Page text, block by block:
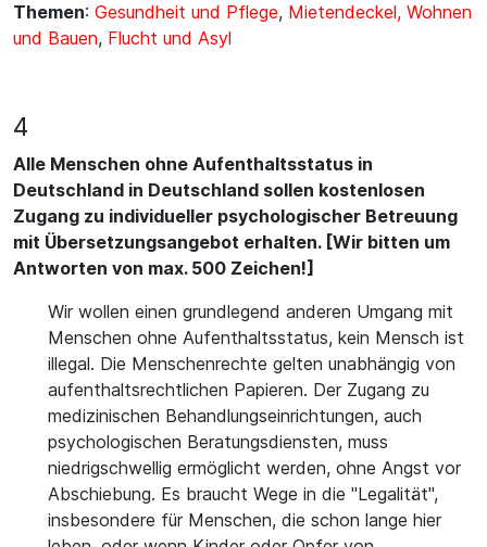
Themen: Gesundheit und Pflege, Mietendeckel, Wohnen
und Bauen, Flucht und Asyl
4
Alle Menschen ohne Aufenthaltsstatus in
Deutschland in Deutschland sollen kostenlosen
Zugang zu individueller psychologischer Betreuung
mit Übersetzungsangebot erhalten. [Wir bitten um
Antworten von max. 500 Zeichen!]
Wir wollen einen grundlegend anderen Umgang mit
Menschen ohne Aufenthaltsstatus, kein Mensch ist
illegal. Die Menschenrechte gelten unabhängig von
aufenthaltsrechtlichen Papieren. Der Zugang zu
medizinischen Behandlungseinrichtungen, auch
psychologischen Beratungsdiensten, muss
niedrigschwellig ermöglicht werden, ohne Angst vor
Abschiebung. Es braucht Wege in die "Legalität",
insbesondere für Menschen, die schon lange hier